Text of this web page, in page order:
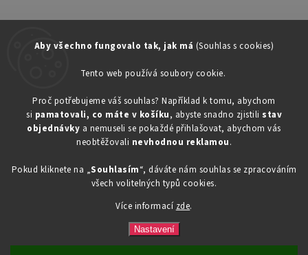
Aby všechno fungovalo tak, jak má (Souhlas s cookies)
Tento web používá soubory cookie.
Proč potřebujeme váš souhlas? Například k tomu, abychom
si pamatovali, co máte v košíku, abyste snadno zjistili stav
objednávky a nemuseli se pokaždé přihlašovat, abychom vás
neobtěžovali nevhodnou reklamou.
Pokud kliknete na „Souhlasím“, dáváte nám souhlas se zpracováním
všech volitelných typů cookies.
Více informací zde.
Nastavení
734603917
eshop@toner-rl.cz
Copyright 2026Drogerka24.cz. Všechna práva vyhrazena.
VytvořilShoptet| Design